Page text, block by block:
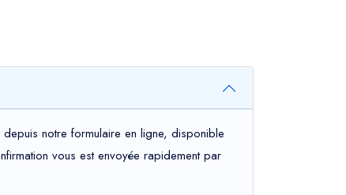
notre formulaire en ligne, disponible
vous est envoyée rapidement par